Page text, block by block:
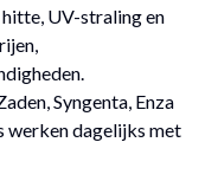
UV-straling en
Syngenta, Enza
werken dagelijks met